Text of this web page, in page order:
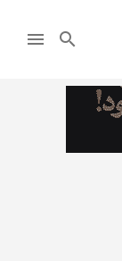
search
menu